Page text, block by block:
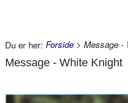
Du er her: Forside > Message -
Message - White Knight